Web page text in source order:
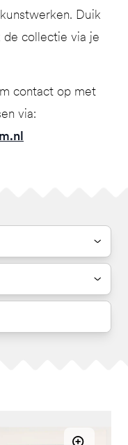
Duik
de collectie via je
contact op met
via: